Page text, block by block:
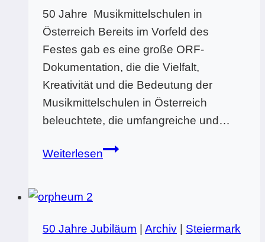
50 Jahre Musikmittelschulen in
Österreich Bereits im Vorfeld des
Festes gab es eine große ORF-
Dokumentation, die die Vielfalt,
Kreativität und die Bedeutung der
Musikmittelschulen in Österreich
beleuchtete, die umfangreiche und…
WeiterlesenEin
50 Jahre Jubiläum Archiv Steiermark